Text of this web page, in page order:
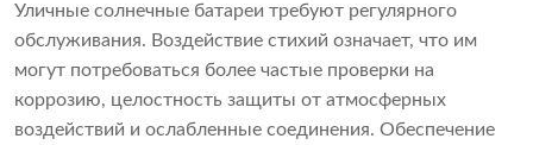
Уличные солнечные батареи требуют регулярного
обслуживания. Воздействие стихий означает, что им
могут потребоваться более частые проверки на
коррозию, целостность защиты от атмосферных
воздействий и ослабленные соединения. Обеспечение